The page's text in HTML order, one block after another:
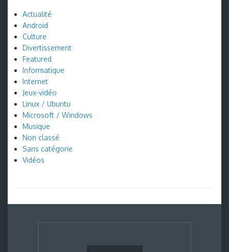
Actualité
Android
Culture
Divertissement
Featured
Informatique
Internet
Jeux-vidéo
Linux / Ubuntu
Microsoft / Windows
Musique
Non classé
Sans catégorie
Vidéos